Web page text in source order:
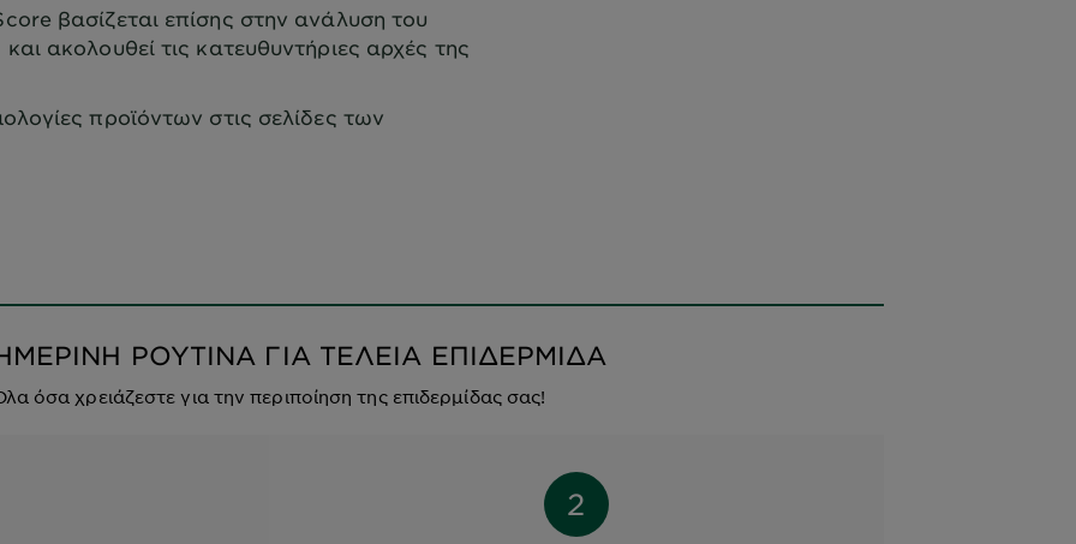
βασίζεται επίσης στην ανάλυση του
ακολουθεί τις κατευθυντήριες αρχές της
προϊόντων στις σελίδες των
ΡΟΥΤΙΝΑ ΓΙΑ ΤΕΛΕΙΑ ΕΠΙΔΕΡΜΙΔΑ
όσα χρειάζεστε για την περιποίηση της επιδερμίδας σας!